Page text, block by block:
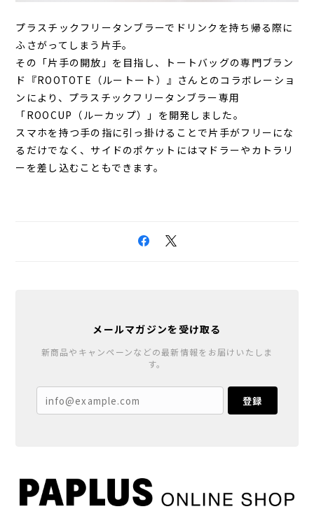
プラスチックフリータンブラーでドリンクを持ち帰る際に
ふさがってしまう片手。
その「片手の開放」を目指し、トートバッグの専門ブラン
ド『ROOTOTE（ルートート）』さんとのコラボレーショ
ンにより、プラスチックフリータンブラー専用
「ROOCUP（ルーカップ）」を開発しました。
スマホを持つ手の指に引っ掛けることで片手がフリーにな
るだけでなく、サイドのポケットにはマドラーやカトラリ
ーを差し込むこともできます。
メールマガジンを受け取る
新商品やキャンペーンなどの最新情報をお届けいたしま
す。
登録